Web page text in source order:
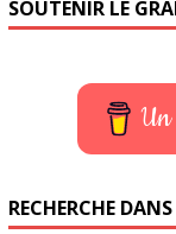
SOUTENIR LE
RECHERCHE